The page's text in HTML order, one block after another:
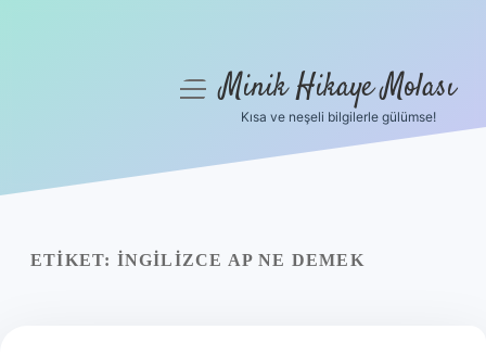
Yasal Uyarı
menüyüMinik Hikaye Molası
Kısa ve neşeli bilgilerle gülümse!
ETIKET: İNGILIZCE AP NE DEMEK